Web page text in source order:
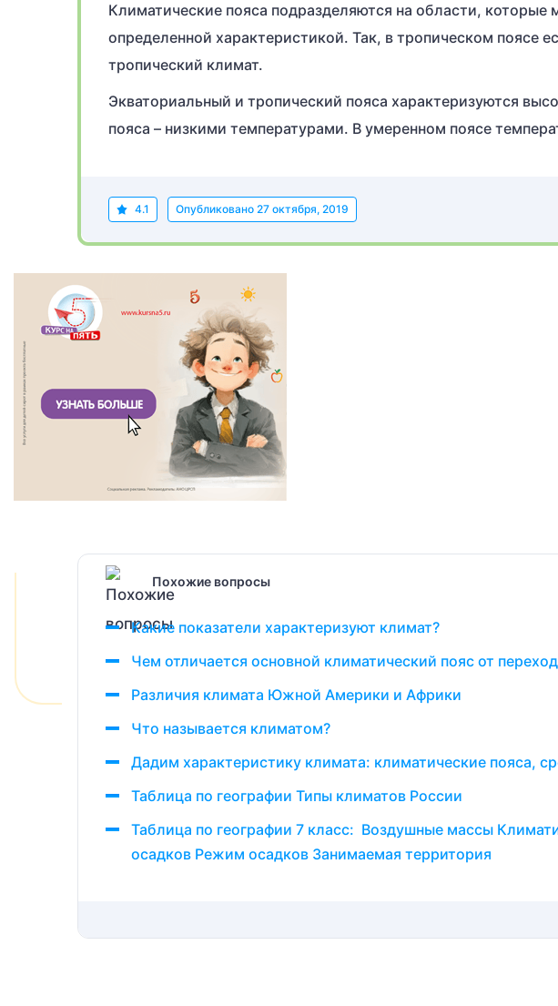
Климатические пояса подразделяются на области, которые
определенной характеристикой. Так, в тропическом поясе
тропический климат.
Экваториальный и тропический пояса характеризуются
пояса – низкими температурами. В умеренном поясе
4.1 Опубликовано 27 октября, 2019
Похожие вопросы
Какие показатели характеризуют климат?
Чем отличается основной климатический пояс от
Различия климата Южной Америки и Африки
Что называется климатом?
Дадим характеристику климата: климатические пояса,
Таблица по географии Типы климатов России
Таблица по географии 7 класс: Воздушные массы
осадков Режим осадков Занимаемая территория